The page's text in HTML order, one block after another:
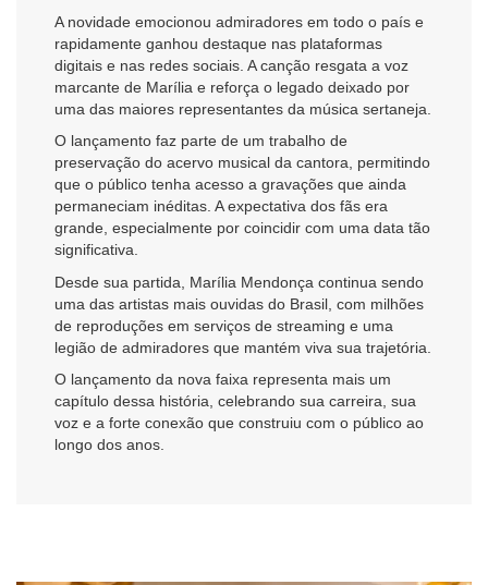
A novidade emocionou admiradores em todo o país e
rapidamente ganhou destaque nas plataformas
digitais e nas redes sociais. A canção resgata a voz
marcante de Marília e reforça o legado deixado por
uma das maiores representantes da música sertaneja.
O lançamento faz parte de um trabalho de
preservação do acervo musical da cantora, permitindo
que o público tenha acesso a gravações que ainda
permaneciam inéditas. A expectativa dos fãs era
grande, especialmente por coincidir com uma data tão
significativa.
Desde sua partida, Marília Mendonça continua sendo
uma das artistas mais ouvidas do Brasil, com milhões
de reproduções em serviços de streaming e uma
legião de admiradores que mantém viva sua trajetória.
O lançamento da nova faixa representa mais um
capítulo dessa história, celebrando sua carreira, sua
voz e a forte conexão que construiu com o público ao
longo dos anos.